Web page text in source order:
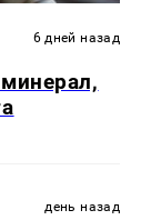
6 дней назад
день назад